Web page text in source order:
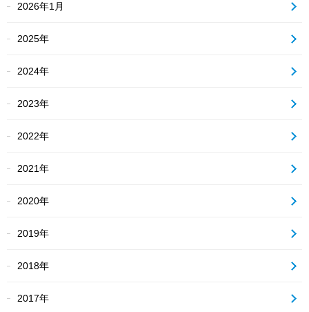
2026年1月
2025年
2024年
2023年
2022年
2021年
2020年
2019年
2018年
2017年